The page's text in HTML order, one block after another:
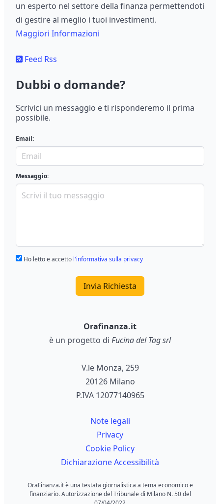
un esperto nel settore della finanza permettendoti
di gestire al meglio i tuoi investimenti.
Maggiori Informazioni
Feed Rss
Dubbi o domande?
Scrivici un messaggio e ti risponderemo il prima
possibile.
Email:
Messaggio:
Ho letto e accetto l'informativa sulla privacy
Invia Richiesta
Orafinanza.it
è un progetto di Fucina del Tag srl
V.le Monza, 259
20126 Milano
P.IVA 12077140965
Note legali
Privacy
Cookie Policy
Dichiarazione Accessibilità
OraFinanza.it è una testata giornalistica a tema economico e
finanziario. Autorizzazione del Tribunale di Milano N. 50 del